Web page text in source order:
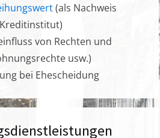
(als Nachweis
von Rechten und
usw.)
bei Ehescheidung